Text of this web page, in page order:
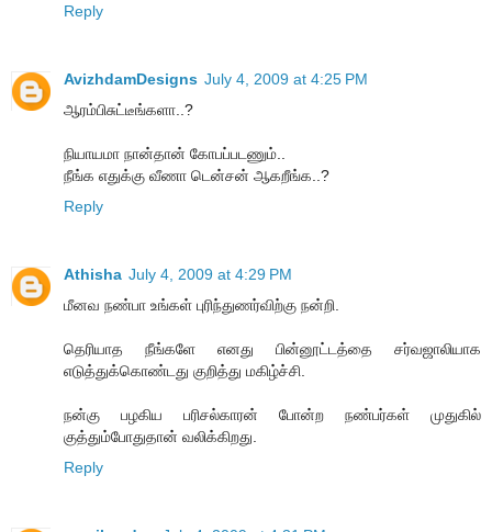
Reply
AvizhdamDesigns July 4, 2009 at 4:25 PM
ஆரம்பிசுட்டீங்களா..?
நியாயமா நான்தான் கோபப்படணும்..
நீங்க எதுக்கு வீணா டென்சன் ஆகறீங்க..?
Reply
Athisha July 4, 2009 at 4:29 PM
மீனவ நண்பா உங்கள் புரிந்துணர்விற்கு நன்றி.
தெரியாத நீங்களே எனது பின்னூட்டத்தை சர்வஜாலியாக
எடுத்துக்கொண்டது குறித்து மகிழ்ச்சி.
நன்கு பழகிய பரிசல்காரன் போன்ற நண்பர்கள் முதுகில்
குத்தும்போதுதான் வலிக்கிறது.
Reply